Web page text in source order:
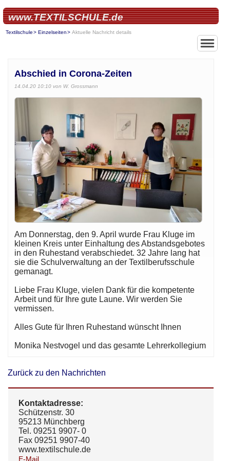
www.TEXTILSCHULE.de
Textilschule Einzelseiten Aktuelle Nachricht details
Abschied in Corona-Zeiten
14.04.20 10:10 von W. Grossmann
Am Donnerstag, den 9. April wurde Frau Kluge im
kleinen Kreis unter Einhaltung des Abstandsgebotes
in den Ruhestand verabschiedet. 32 Jahre lang hat
sie die Schulverwaltung an der Textilberufsschule
gemanagt.
Liebe Frau Kluge, vielen Dank für die kompetente
Arbeit und für Ihre gute Laune. Wir werden Sie
vermissen.
Alles Gute für Ihren Ruhestand wünscht Ihnen
Monika Nestvogel und das gesamte Lehrerkollegium
Zurück zu den Nachrichten
Kontaktadresse:
Schützenstr. 30
95213 Münchberg
Tel. 09251 9907- 0
Fax 09251 9907-40
www.textilschule.de
E-Mail